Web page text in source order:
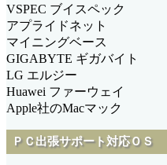
VSPEC ブイスペック
アプライドネット
マイニングベース
GIGABYTE ギガバイト
LG エルジー
Huawei ファーウェイ
Apple社のMacマック
ＰＣ出張サポート対応ＯＳ